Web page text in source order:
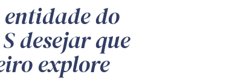
do
desejar que
explore